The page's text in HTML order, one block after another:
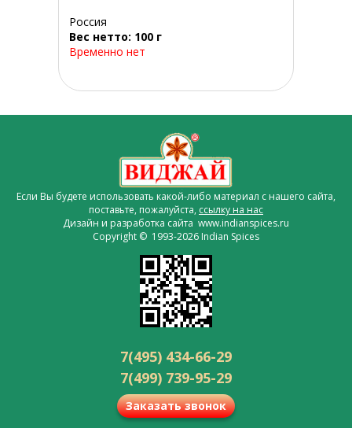
Россия
Вес нетто: 100 г
Временно нет
Если Вы будете использовать какой-либо материал с нашего сайта,
поставьте, пожалуйста, ссылку на нас
Дизайн и разработка сайта www.indianspices.ru
Copyright © 1993-2026 Indian Spices
7(495) 434-66-29
7(499) 739-95-29
Заказать звонок